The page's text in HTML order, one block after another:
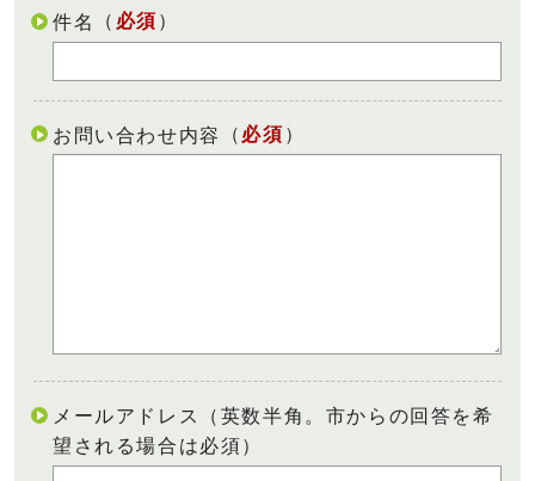
件名 （ 必須 ）
お問い合わせ内容 （ 必須 ）
メールアドレス（英数半角。市からの回答を希
望される場合は必須）